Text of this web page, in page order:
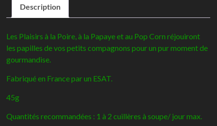
La
à
et
Pop-
corn
Description
Les Plaisirs à la Poire, à la Papaye et au Pop Corn réjouiront
les papilles de vos petits compagnons pour un pur moment de
gourmandise.
Fabriqué en France par un ESAT.
45g
Quantités recommandées : 1 à 2 cuillères à soupe/ jour max.